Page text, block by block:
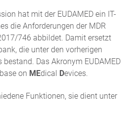
hat mit der EUDAMED ein IT-
die Anforderungen der MDR
746 abbildet. Damit ersetzt
die unter den vorherigen
Das Akronym EUDAMED
on MEdical Devices.
Funktionen, sie dient unter